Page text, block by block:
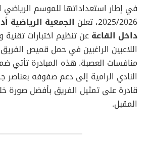
في إطار استعداداتها للموسم الرياضي
2025/2026، تعلن
الجمعية الرياضية
داخل القاعة عن تنظيم اختبارات تقنية
اللاعبين الراغبين في حمل قميص
منافسات العصبة. هذه المبادرة تأتي
النادي الرامية إلى دعم صفوفه بعناصر
قادرة على تمثيل الفريق بأفضل صورة
المقبل.